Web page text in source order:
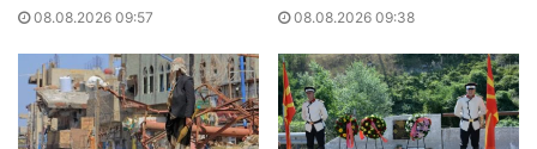
08.08.2026 09:57 08.08.2026 09:38